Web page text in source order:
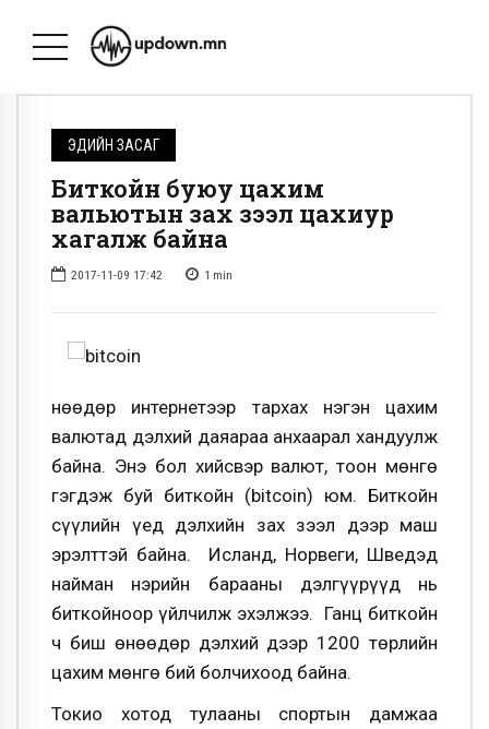
ЭДИЙН ЗАСАГ
Биткойн буюу цахим
вальютын зах зээл цахиур
хагалж байна
2017-11-09 17:42 1 min
Өнөөдөр интернетээр тархах нэгэн цахим
валютад дэлхий даяараа анхаарал хандуулж
байна. Энэ бол хийсвэр валют, тоон мөнгө
гэгдэж буй биткойн (bitcoin) юм. Биткойн
сүүлийн үед дэлхийн зах зээл дээр маш
эрэлттэй байна. Исланд, Норвеги, Шведэд
найман нэрийн барааны дэлгүүрүүд нь
биткойноор үйлчилж эхэлжээ. Ганц биткойн
ч биш өнөөдөр дэлхий дээр 1200 төрлийн
цахим мөнгө бий болчихоод байна.
Токио хотод тулааны спортын дамжаа